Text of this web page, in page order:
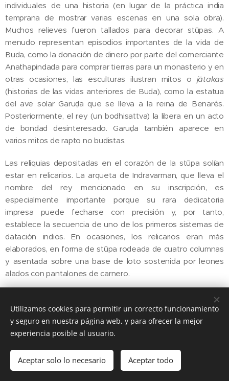
individuales de una historia (en lugar de la práctica india
temprana de mostrar varias escenas en una sola obra).
Muchos relieves fueron tallados para decorar stūpas. A
menudo representan episodios importantes de la vida de
Buda, como la donación de dinero por parte del comerciante
Anathapindada para comprar tierras para un monasterio y en
otras ocasiones, las esculturas ilustran mitos o jātakas
(historias de las vidas anteriores de Buda), como la estatua
del ave solar Garuḍa que se lleva a la reina de Benarés.
Posteriormente, el rey (un bodhisattva) la libera en un acto
de bondad desinteresado. Garuḍa también aparece en
varios mitos de rapto no budistas.
Las reliquias depositadas en el corazón de la stūpa solían
estar en relicarios. La arqueta de Indravarman, que lleva el
nombre del rey mencionado en su inscripción, es
especialmente importante porque su rara dedicatoria
impresa puede fecharse con precisión y, por tanto,
establece la secuencia de uno de los primeros sistemas de
datación indios. En ocasiones, los relicarios eran más
elaborados, en forma de stūpa rodeada de cuatro columnas
y asentada sobre una base de loto sostenida por leones
alados con pantalones de carnero.
Utilizamos cookies para permitir un correcto funcionamiento
y seguro en nuestra página web, y para ofrecer la mejor
experiencia posible al usuario.
Aceptar solo lo necesario Aceptar todo